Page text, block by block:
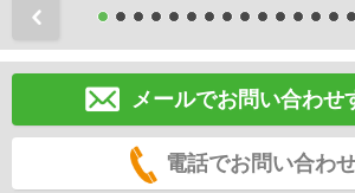
メールでお問い合わせ
電話でお問い合わ